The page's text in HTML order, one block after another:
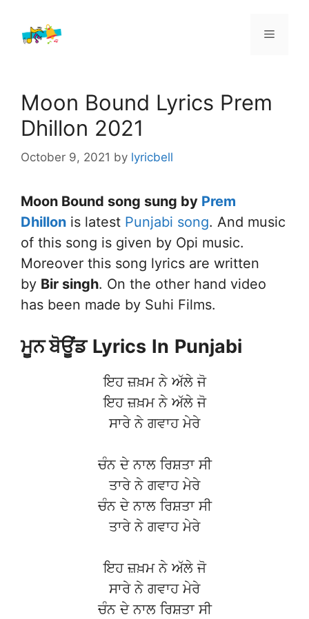
content
Menu
Moon Bound Lyrics Prem
Dhillon 2021
October 9, 2021 by lyricbell
Moon Bound song sung by Prem
Dhillon is latest Punjabi song. And music
of this song is given by Opi music.
Moreover this song lyrics are written
by Bir singh. On the other hand video
has been made by Suhi Films.
ਮੂਨ ਬੋਊਂਡ Lyrics In Punjabi
ਇਹ ਜ਼ਖ਼ਮ ਨੇ ਅੱਲੇ ਜੋ
ਇਹ ਜ਼ਖ਼ਮ ਨੇ ਅੱਲੇ ਜੋ
ਸਾਰੇ ਨੇ ਗਵਾਹ ਮੇਰੇ
ਚੰਨ ਦੇ ਨਾਲ ਰਿਸ਼ਤਾ ਸੀ
ਤਾਰੇ ਨੇ ਗਵਾਹ ਮੇਰੇ
ਚੰਨ ਦੇ ਨਾਲ ਰਿਸ਼ਤਾ ਸੀ
ਤਾਰੇ ਨੇ ਗਵਾਹ ਮੇਰੇ
ਇਹ ਜ਼ਖ਼ਮ ਨੇ ਅੱਲੇ ਜੋ
ਸਾਰੇ ਨੇ ਗਵਾਹ ਮੇਰੇ
ਚੰਨ ਦੇ ਨਾਲ ਰਿਸ਼ਤਾ ਸੀ